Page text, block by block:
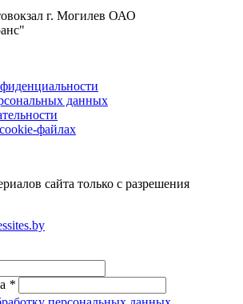
г. Могилев ОАО
данных
файлах
сайта только с разрешения
*